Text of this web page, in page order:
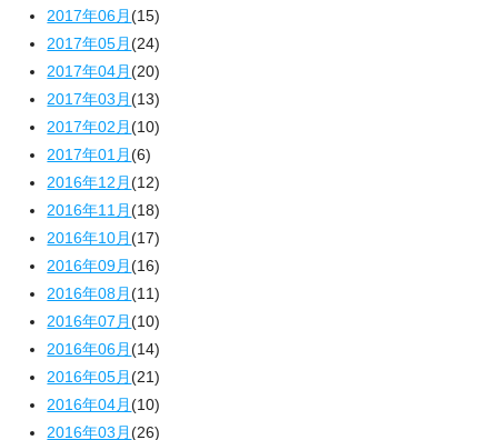
2017年06月(15)
2017年05月(24)
2017年04月(20)
2017年03月(13)
2017年02月(10)
2017年01月(6)
2016年12月(12)
2016年11月(18)
2016年10月(17)
2016年09月(16)
2016年08月(11)
2016年07月(10)
2016年06月(14)
2016年05月(21)
2016年04月(10)
2016年03月(26)